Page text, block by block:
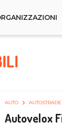
AUTO AUTOSTRADE
Autovelox